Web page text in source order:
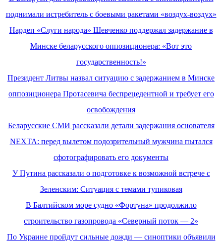
поднимали истребитель с боевыми ракетами «воздух-воздух»
Нардеп «Слуги народа» Шевченко поддержал задержание в
Минске беларусского оппозиционера: «Вот это
государственность!»
Президент Литвы назвал ситуацию с задержанием в Минске
оппозиционера Протасевича беспрецедентной и требует его
освобождения
Беларусские СМИ рассказали детали задержания основателя
NEXTA: перед вылетом подозрительный мужчина пытался
сфотографировать его документы
У Путина рассказали о подготовке к возможной встрече с
Зеленским: Ситуация с темами тупиковая
В Балтийском море судно «Фортуна» продолжило
строительство газопровода «Северный поток — 2»
По Украине пройдут сильные дожди — синоптики объявили